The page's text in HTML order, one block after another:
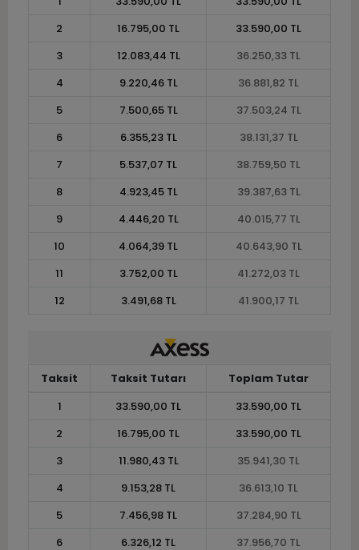
2
16.795,00 TL
33.590,00 TL
3
12.083,44 TL
36.250,33 TL
4
9.220,46 TL
36.881,82 TL
5
7.500,65 TL
37.503,24 TL
6
6.355,23 TL
38.131,37 TL
7
5.537,07 TL
38.759,50 TL
8
4.923,45 TL
39.387,63 TL
9
4.446,20 TL
40.015,77 TL
10
4.064,39 TL
40.643,90 TL
11
3.752,00 TL
41.272,03 TL
12
3.491,68 TL 41.900,17 TL
Taksit Taksit Tutarı
Toplam Tutar
1
33.590,00 TL
33.590,00 TL
2
16.795,00 TL
33.590,00 TL
3
11.980,43 TL
35.941,30 TL
4
9.153,28 TL
36.613,10 TL
5
7.456,98 TL
37.284,90 TL
6
6.326,12 TL
37.956,70 TL